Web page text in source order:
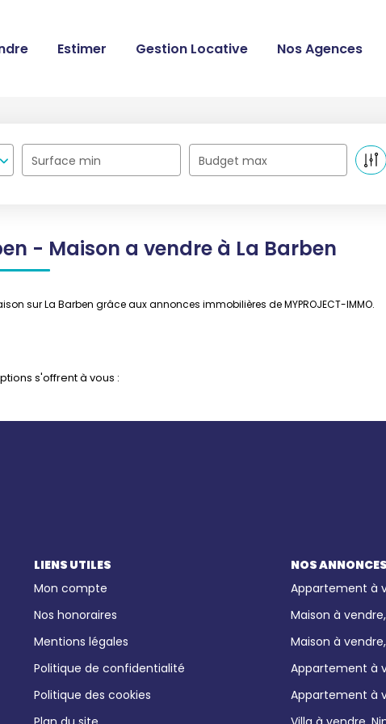
Estimer Gestion Locative Nos Agences
Surface min Budget max
- Maison a vendre à La Barben
sur La Barben grâce aux annonces immobilières de MYPROJECT-IMMO.
s'offrent à vous :
LIENS UTILES
Mon compte
Nos honoraires
Mentions légales
Politique de confidentialité
Politique des cookies
NOS ANNONCES
Appartement à
Maison à
Maison à
Appartement à
Appartement à